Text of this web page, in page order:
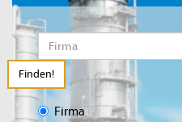
Finden!
Firma